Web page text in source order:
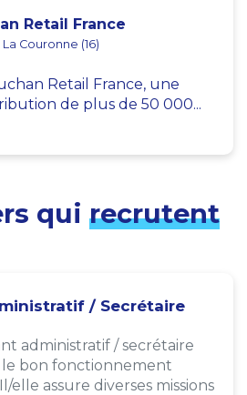
Retail France
La Couronne (16)
Retail France, une
de plus de 50 000...
qui recrutent
/ Secrétaire
administratif / secrétaire
le bon fonctionnement
elle assure diverses missions